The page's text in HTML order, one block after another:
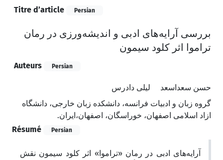
Titre d’article Persian
بررسی آرایه‌های ادبی و اندیشه‌ورزی در رمان
تراموا اثر کلود سیمون
Auteurs Persian
حسن سعداسعد
لیلی دادرس
گروه زبان و ادبیات فرانسه، دانشکده زبان خارجی، دانشگاه
ازاد اسلامی اصفهان، خوراسگان، اصفهان،‌ایران.
Résumé
Persian
آرایه‌های ادبی در رمان «تراموا» اثر کلود سیمون نقش